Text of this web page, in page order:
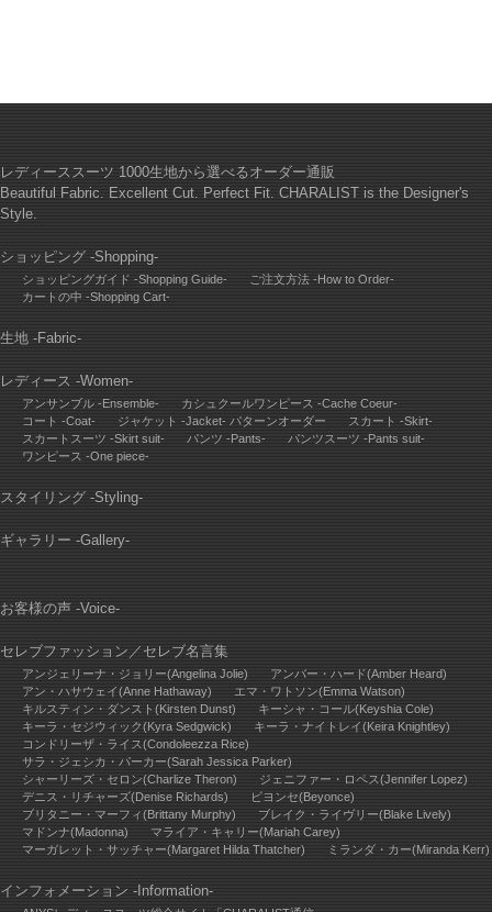
レディーススーツ 1000生地から選べるオーダー通販
Beautiful Fabric. Excellent Cut. Perfect Fit. CHARALIST is the Designer's
Style.
ショッピング -Shopping-
ショッピングガイド -Shopping Guide-
ご注文方法 -How to Order-
カートの中 -Shopping Cart-
生地 -Fabric-
レディース -Women-
アンサンブル -Ensemble-
カシュクールワンピース -Cache Coeur-
コート -Coat-
ジャケット -Jacket- パターンオーダー
スカート -Skirt-
スカートスーツ -Skirt suit-
パンツ -Pants-
パンツスーツ -Pants suit-
ワンピース -One piece-
スタイリング -Styling-
ギャラリー -Gallery-
お客様の声 -Voice-
セレブファッション ／ セレブ名言集
アンジェリーナ・ジョリー(Angelina Jolie)
アンバー・ハード(Amber Heard)
アン・ハサウェイ(Anne Hathaway)
エマ・ワトソン(Emma Watson)
キルスティン・ダンスト(Kirsten Dunst)
キーシャ・コール(Keyshia Cole)
キーラ・セジウィック(Kyra Sedgwick)
キーラ・ナイトレイ(Keira Knightley)
コンドリーザ・ライス(Condoleezza Rice)
サラ・ジェシカ・パーカー(Sarah Jessica Parker)
シャーリーズ・セロン(Charlize Theron)
ジェニファー・ロペス(Jennifer Lopez)
デニス・リチャーズ(Denise Richards)
ビヨンセ(Beyonce)
ブリタニー・マーフィ(Brittany Murphy)
ブレイク・ライヴリー(Blake Lively)
マドンナ(Madonna)
マライア・キャリー(Mariah Carey)
マーガレット・サッチャー(Margaret Hilda Thatcher)
ミランダ・カー(Miranda Kerr)
インフォメーション -Information-